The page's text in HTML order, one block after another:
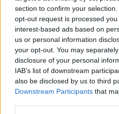
section to confirm your
opt-out request is processed
interest-based ads based on
us or personal information
your opt-out. You may
disclosure of your personal
IAB’s list of downstream
also be disclosed by us to third
Downstream Participants that